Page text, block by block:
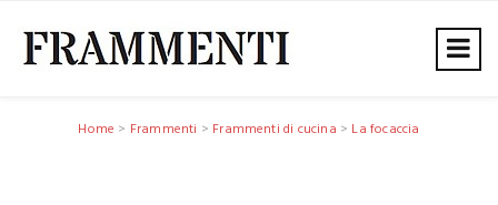
Home > Frammenti > Frammenti di cucina > La focaccia